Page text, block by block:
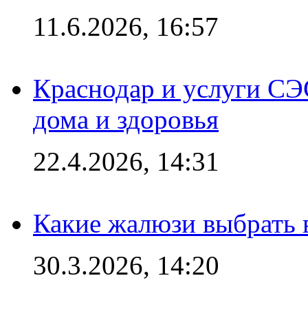
11.6.2026, 16:57
Краснодар и услуги
дома и здоровья
22.4.2026, 14:31
Какие жалюзи выбрать
30.3.2026, 14:20